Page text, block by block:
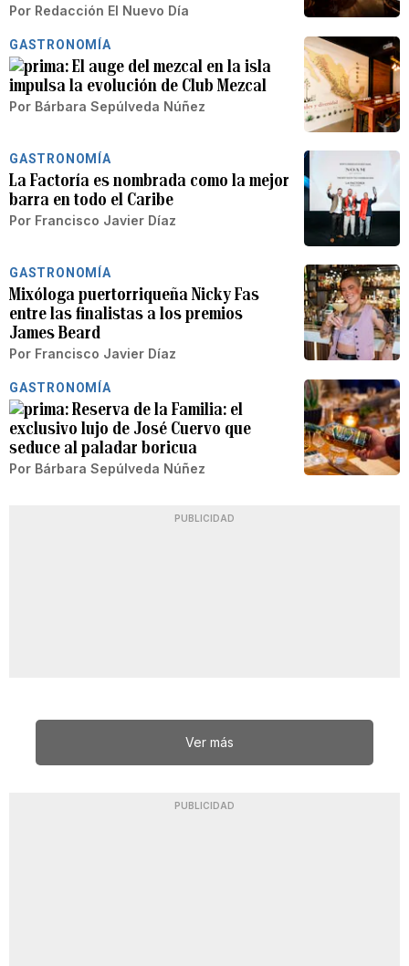
Por Redacción El Nuevo Día
GASTRONOMÍA
El auge del mezcal en la isla
impulsa la evolución de Club Mezcal
Por Bárbara Sepúlveda Núñez
GASTRONOMÍA
La Factoría es nombrada como la mejor
barra en todo el Caribe
Por Francisco Javier Díaz
GASTRONOMÍA
Mixóloga puertorriqueña Nicky Fas
entre las finalistas a los premios
James Beard
Por Francisco Javier Díaz
GASTRONOMÍA
Reserva de la Familia: el
exclusivo lujo de José Cuervo que
seduce al paladar boricua
Por Bárbara Sepúlveda Núñez
PUBLICIDAD
Ver más
PUBLICIDAD